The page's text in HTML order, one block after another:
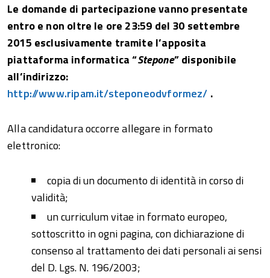
Le domande di partecipazione vanno presentate
entro e non oltre le ore 23:59 del 30 settembre
2015 esclusivamente tramite l’apposita
piattaforma informatica “Stepone” disponibile
all’indirizzo:
http://www.ripam.it/steponeodvformez/ .
Alla candidatura occorre allegare in formato
elettronico:
copia di un documento di identità in corso di
validità;
un curriculum vitae in formato europeo,
sottoscritto in ogni pagina, con dichiarazione di
consenso al trattamento dei dati personali ai sensi
del D. Lgs. N. 196/2003;